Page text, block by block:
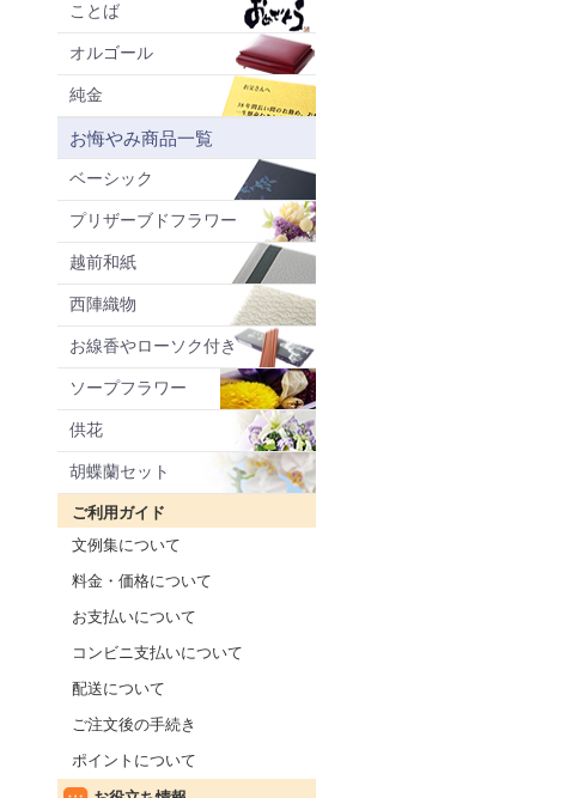
ことば
オルゴール
純金
お悔やみ商品一覧
ベーシック
プリザーブドフラワー
越前和紙
西陣織物
お線香やローソク付き
ソープフラワー
供花
胡蝶蘭セット
ご利用ガイド
文例集について
料金・価格について
お支払いについて
コンビニ支払いについて
配送について
ご注文後の手続き
ポイントについて